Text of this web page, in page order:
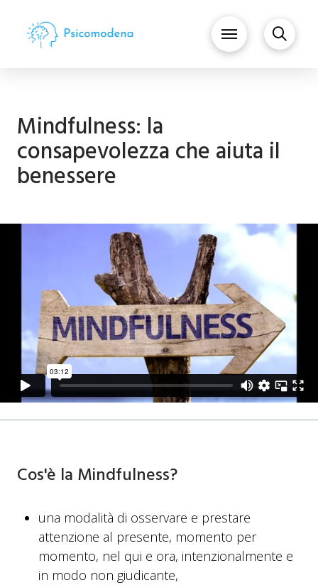
Mindfulness: la
consapevolezza che aiuta il
benessere
fromMindACT onVimeo
Cos'è la Mindfulness?
una modalità di osservare e prestare
attenzione al presente, momento per
momento, nel qui e ora, intenzionalmente e
in modo non giudicante,